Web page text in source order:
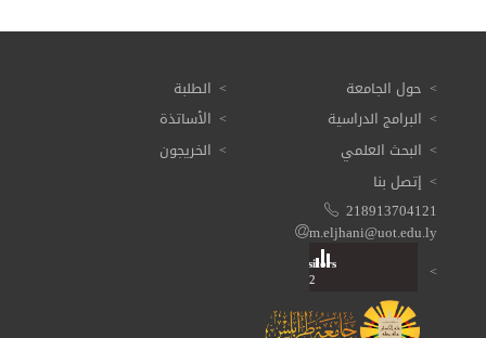
حول الجامعة
البرامج الدراسية
البحث العلمي
الطلبة
الأساتذة
الخريجون
إتصل بنا
218913704121
m.eljhani@uot.edu.ly
Total: 3 616 052
Visitors